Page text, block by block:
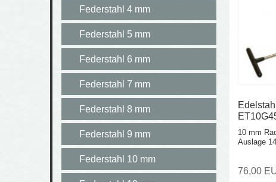
Federstahl 4 mm
Federstahl 5 mm
Federstahl 6 mm
Federstahl 7 mm
Federstahl 8 mm
Federstahl 9 mm
Federstahl 10 mm
10 mm
Auslage
76,00